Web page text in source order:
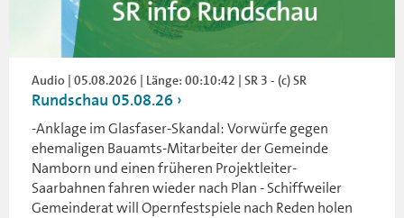
Audio | 05.08.2026 | Länge: 00:10:42 | SR 3 - (c) SR
Rundschau 05.08.26
-Anklage im Glasfaser-Skandal: Vorwürfe gegen
ehemaligen Bauamts-Mitarbeiter der Gemeinde
Namborn und einen früheren Projektleiter-
Saarbahnen fahren wieder nach Plan - Schiffweiler
Gemeinderat will Opernfestspiele nach Reden holen